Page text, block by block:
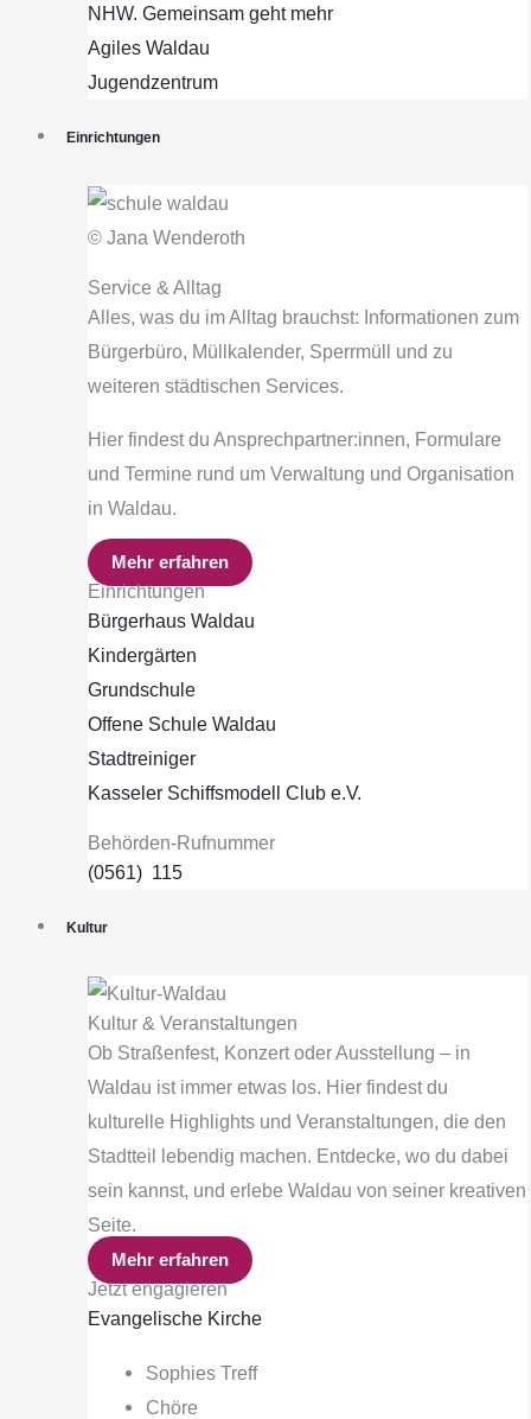
NHW. Gemeinsam geht mehr
Agiles Waldau
Jugendzentrum
Einrichtungen
© Jana Wenderoth
Service & Alltag
Alles, was du im Alltag brauchst: Informationen zum
Bürgerbüro, Müllkalender, Sperrmüll und zu
weiteren städtischen Services.
Hier findest du Ansprechpartner:innen, Formulare
und Termine rund um Verwaltung und Organisation
in Waldau.
Mehr erfahren
Einrichtungen
Bürgerhaus Waldau
Kindergärten
Grundschule
Offene Schule Waldau
Stadtreiniger
Kasseler Schiffsmodell Club e.V.
Behörden-Rufnummer
(0561) 115
Kultur
Kultur & Veranstaltungen
Ob Straßenfest, Konzert oder Ausstellung – in
Waldau ist immer etwas los. Hier findest du
kulturelle Highlights und Veranstaltungen, die den
Stadtteil lebendig machen. Entdecke, wo du dabei
sein kannst, und erlebe Waldau von seiner kreativen
Seite.
Mehr erfahren
Jetzt engagieren
Evangelische Kirche
Sophies Treff
Chöre